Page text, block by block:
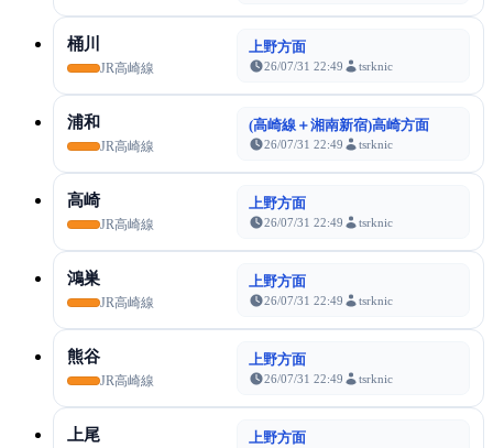
桶川
JR高崎線
上野方面
26/07/31 22:49 tsrknic
浦和
JR高崎線
(高崎線＋湘南新宿)高崎方面
26/07/31 22:49 tsrknic
高崎
JR高崎線
上野方面
26/07/31 22:49 tsrknic
鴻巣
JR高崎線
上野方面
26/07/31 22:49 tsrknic
熊谷
JR高崎線
上野方面
26/07/31 22:49 tsrknic
上尾 上野方面